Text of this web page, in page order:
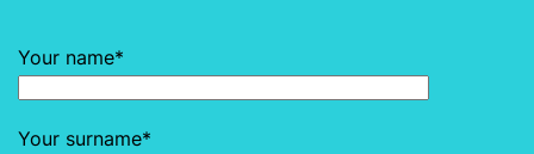
Your name*
Your surname*